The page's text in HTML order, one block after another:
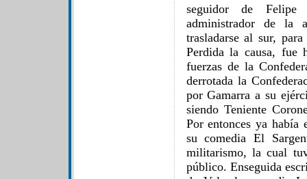
seguidor de Felipe
administrador de la
trasladarse al sur,
Perdida la causa, fue
fuerzas de la
derrotada la
por Gamarra a su
siendo Teniente
Por entonces ya
su comedia El
militarismo, la cual
público. Enseguida